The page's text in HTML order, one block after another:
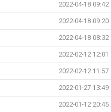
2022-04-18 09:42
2022-04-18 09:20
2022-04-18 08:32
2022-02-12 12:01
2022-02-12 11:57
2022-01-27 13:49
2022-01-12 20:45